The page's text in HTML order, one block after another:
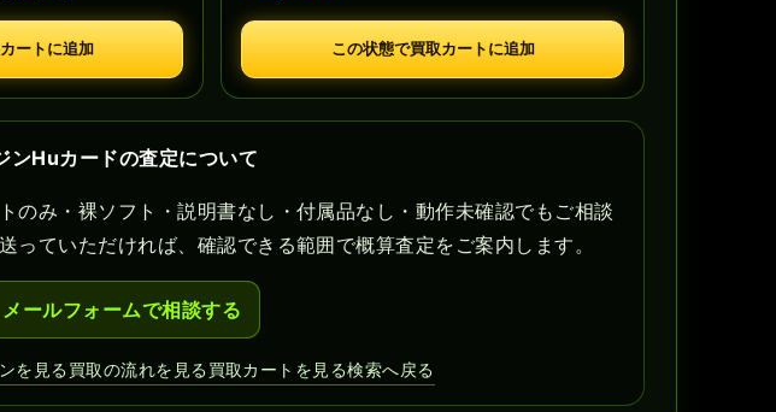
ートに追加 この状態で買取カートに追加
ンHuカードの査定について
のみ・裸ソフト・説明書なし・付属品なし・動作未確認でもご相談
っていただければ、確認できる範囲で概算査定をご案内します。
メールフォームで相談する
を見る買取の流れを見る買取カートを見る検索へ戻る